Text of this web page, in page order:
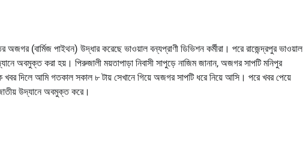
(বার্মিজ পাইথন) উদ্ধার করেছে ভাওয়াল বন্যপ্রাণী ডিভিশন কর্মীরা। পরে রাজেন্দ্রপুর ভাওয়াল
অবমুক্ত করা হয়। পিরুজালী ময়তাপাড়া নিবাসী সাপুড়ে নাজিম জানান, অজগর সাপটি মনিপুর
খবর দিলে আমি গতকাল সকাল ৮ টায় সেখানে গিয়ে অজগর সাপটি ধরে নিয়ে আসি। পরে খবর পেয়ে
জাতীয় উদ্যানে অবমুক্ত করে।